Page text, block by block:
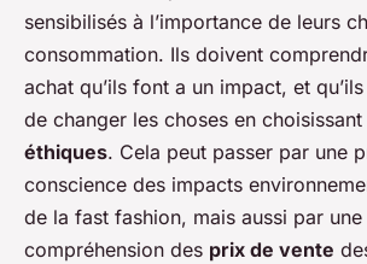
sensibilisés à l’importance de leurs
consommation. Ils doivent
achat qu’ils font a un impact, et
de changer les choses en choisissant
éthiques. Cela peut passer par une
conscience des impacts
de la fast fashion, mais aussi par
compréhension des prix de vente